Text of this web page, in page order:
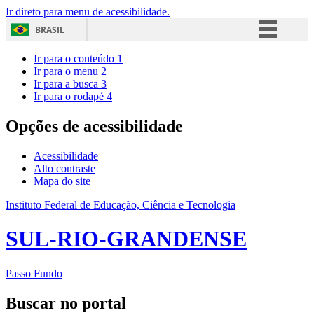
Ir direto para menu de acessibilidade.
BRASIL
Acesso à informação
Ir para o conteúdo 1
Ir para o menu 2
Ir para a busca 3
Ir para o rodapé 4
Opções de acessibilidade
Acessibilidade
Alto contraste
Mapa do site
Instituto Federal de Educação, Ciência e Tecnologia
SUL-RIO-GRANDENSE
Passo Fundo
Buscar no portal